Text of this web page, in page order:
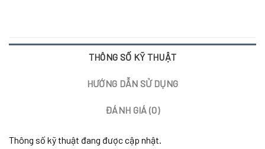
THÔNG SỐ KỸ THUẬT
HƯỚNG DẪN SỬ DỤNG
ĐÁNH GIÁ (0)
Thông số kỹ thuật đang được cập nhật.